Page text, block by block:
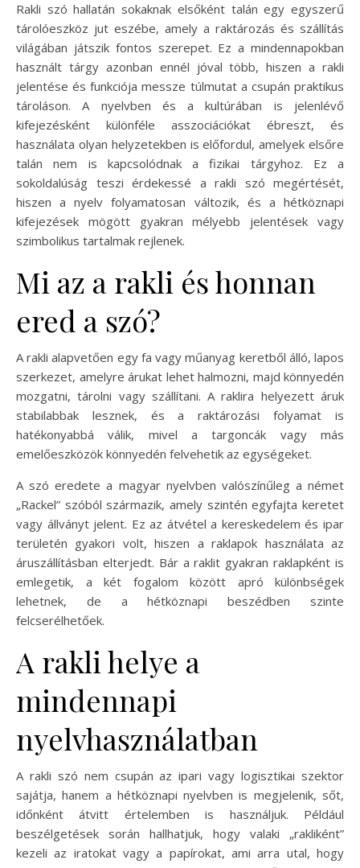
Rakli szó hallatán sokaknak elsőként talán egy egyszerű
tárolóeszköz jut eszébe, amely a raktározás és szállítás
világában játszik fontos szerepet. Ez a mindennapokban
használt tárgy azonban ennél jóval több, hiszen a rakli
jelentése és funkciója messze túlmutat a csupán praktikus
tároláson. A nyelvben és a kultúrában is jelenlévő
kifejezésként különféle asszociációkat ébreszt, és
használata olyan helyzetekben is előfordul, amelyek elsőre
talán nem is kapcsolódnak a fizikai tárgyhoz. Ez a
sokoldalúság teszi érdekessé a rakli szó megértését,
hiszen a nyelv folyamatosan változik, és a hétköznapi
kifejezések mögött gyakran mélyebb jelentések vagy
szimbolikus tartalmak rejlenek.
Mi az a rakli és honnan
ered a szó?
A rakli alapvetően egy fa vagy műanyag keretből álló, lapos
szerkezet, amelyre árukat lehet halmozni, majd könnyedén
mozgatni, tárolni vagy szállítani. A raklira helyezett áruk
stabilabbak lesznek, és a raktározási folyamat is
hatékonyabbá válik, mivel a targoncák vagy más
emelőeszközök könnyedén felvehetik az egységeket.
A szó eredete a magyar nyelvben valószínűleg a német
„Rackel” szóból származik, amely szintén egyfajta keretet
vagy állványt jelent. Ez az átvétel a kereskedelem és ipar
területén gyakori volt, hiszen a raklapok használata az
áruszállításban elterjedt. Bár a raklit gyakran raklapként is
emlegetik, a két fogalom között apró különbségek
lehetnek, de a hétköznapi beszédben szinte
felcserélhetőek.
A rakli helye a
mindennapi
nyelvhasználatban
A rakli szó nem csupán az ipari vagy logisztikai szektor
sajátja, hanem a hétköznapi nyelvben is megjelenik, sőt,
időnként átvitt értelemben is használjuk. Például
beszélgetések során hallhatjuk, hogy valaki „rakliként”
kezeli az iratokat vagy a papírokat, ami arra utal, hogy